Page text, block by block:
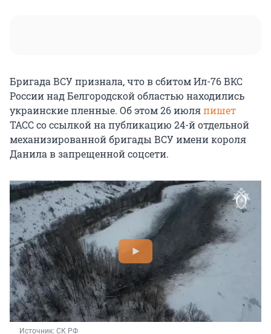
Бригада ВСУ признала, что в сбитом Ил-76 ВКС
России над Белгородской областью находились
украинские пленные. Об этом 26 июляпишет
ТАСС со ссылкой на публикацию 24-й отдельной
механизированной бригады ВСУ имени короля
Данила в запрещенной соцсети.
Источник: СК РФ